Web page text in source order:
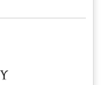
conforme CC BY 4.0.